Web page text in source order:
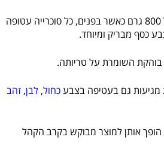
השקית מגיעה במשקל של 800 גרם כאשר בפנים, כל סוכרייה עטופה
כסף מבריק ומיוחד.
השומרת על טריותה.
מגיעות גם בעטיפה בצבע כחול, לבן, זהב
אותן למוצר מבוקש בקרב הקהל